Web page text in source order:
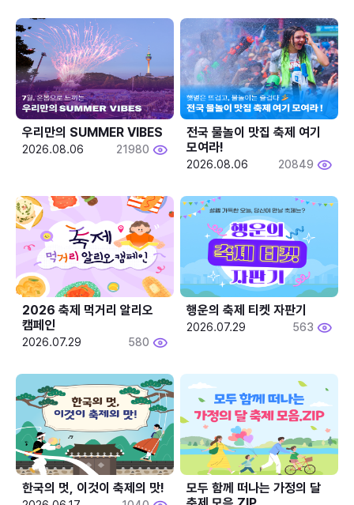
우리만의 SUMMER VIBES
2026.08.06 21980
전국 물놀이 맛집 축제 여기
모여라!
2026.08.06 20849
2026 축제 먹거리 알리오
캠페인
2026.07.29 580
행운의 축제 티켓 자판기
2026.07.29 563
한국의 멋, 이것이 축제의 맛!
모두 함께 떠나는 가정의 달